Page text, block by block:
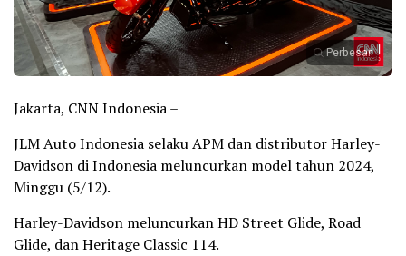
Perbesar
Jakarta, CNN Indonesia –
JLM Auto Indonesia selaku APM dan distributor Harley-
Davidson di Indonesia meluncurkan model tahun 2024,
Minggu (5/12).
Harley-Davidson meluncurkan HD Street Glide, Road
Glide, dan Heritage Classic 114.